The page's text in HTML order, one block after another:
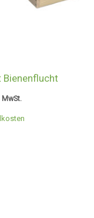
Bienenflucht
MwSt.